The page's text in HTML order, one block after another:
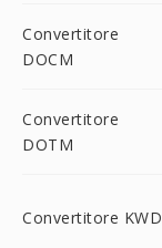
Convertitore
DOCM
Convertitore
DOTM
Convertitore KWD